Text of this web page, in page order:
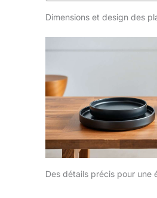
Dimensions et design des
Des détails précis pour une